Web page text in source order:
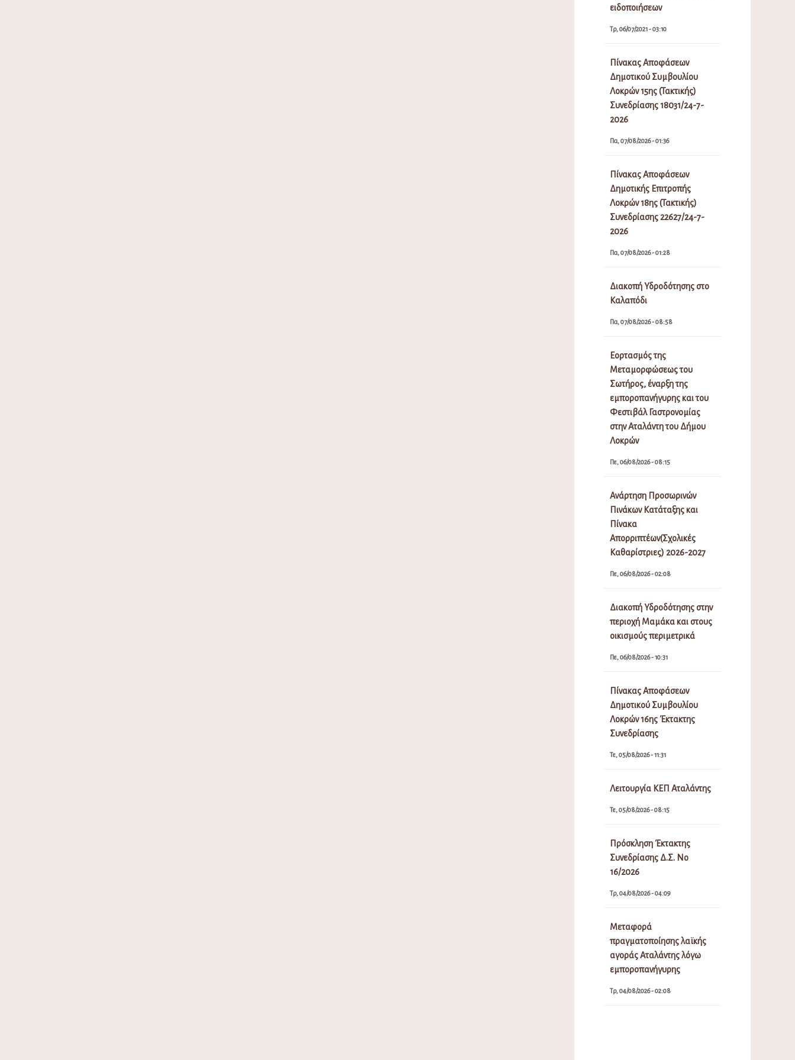
ειδοποιήσεων
Τρ, 06/07/2021 - 03:10
Πίνακας Αποφάσεων
Δημοτικού Συμβουλίου
Λοκρών 15ης (Τακτικής)
Συνεδρίασης 18031/24-7-
2026
Πα, 07/08/2026 - 01:36
Πίνακας Αποφάσεων
Δημοτικής Επιτροπής
Λοκρών 18ης (Τακτικής)
Συνεδρίασης 22627/24-7-
2026
Πα, 07/08/2026 - 01:28
Διακοπή Υδροδότησης στο
Καλαπόδι
Πα, 07/08/2026 - 08:58
Εορτασμός της
Μεταμορφώσεως του
Σωτήρος, έναρξη της
εμποροπανήγυρης και του
Φεστιβάλ Γαστρονομίας
στην Αταλάντη του Δήμου
Λοκρών
Πε, 06/08/2026 - 08:15
Ανάρτηση Προσωρινών
Πινάκων Κατάταξης και
Πίνακα
Απορριπτέων(Σχολικές
Καθαρίστριες) 2026-2027
Πε, 06/08/2026 - 02:08
Διακοπή Υδροδότησης στην
περιοχή Μαμάκα και στους
οικισμούς περιμετρικά
Πε, 06/08/2026 - 10:31
Πίνακας Αποφάσεων
Δημοτικού Συμβουλίου
Λοκρών 16ης Έκτακτης
Συνεδρίασης
Τε, 05/08/2026 - 11:31
Λειτουργία ΚΕΠ Αταλάντης
Τε, 05/08/2026 - 08:15
Πρόσκληση Έκτακτης
Συνεδρίασης Δ.Σ. Νο
16/2026
Τρ, 04/08/2026 - 04:09
Μεταφορά
πραγματοποίησης λαϊκής
αγοράς Αταλάντης λόγω
εμποροπανήγυρης
Τρ, 04/08/2026 - 02:08